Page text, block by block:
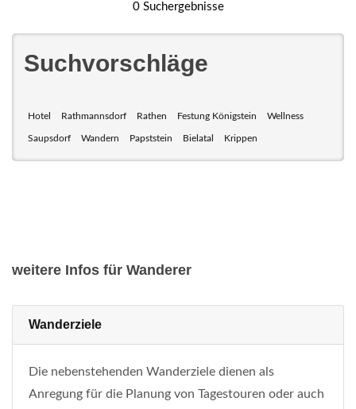
0 Suchergebnisse
Suchvorschläge
Hotel Rathmannsdorf Rathen Festung Königstein Wellness
Saupsdorf Wandern Papststein Bielatal Krippen
weitere Infos für Wanderer
Wanderziele
Die nebenstehenden Wanderziele dienen als
Anregung für die Planung von Tagestouren oder auch